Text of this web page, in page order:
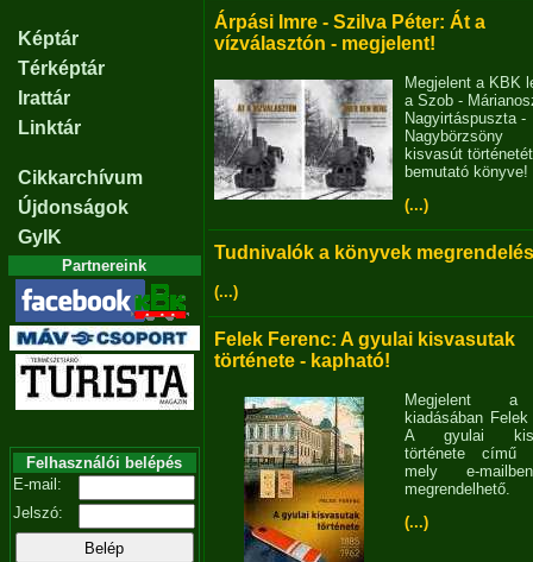
Képtár
Térképtár
Irattár
Linktár
Cikkarchívum
Újdonságok
GyIK
Partnereink
Felhasználói belépés
E-mail:
Jelszó:
Árpási Imre - Szilva Péter: Át a
vízválasztón - megjelent!
Megjelent a KBK
a Szob -
Nagyirtáspuszta -
Nagybörzsöny
kisvasút történetét
bemutató könyve!
(...)
Tudnivalók a könyvek
(...)
Felek Ferenc: A gyulai kisvasutak
története - kapható!
Megjelent
kiadásában
A gyulai
története című
mely e-
megrendelhető.
(...)